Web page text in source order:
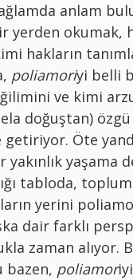
anlam
yerden okumak,
hakların
poliamoriyi belli
ve kimi
doğuştan)
getiriyor. Öte
yakınlık yaşama
tabloda,
yerini
dair farklı
zaman alıyor.
bazen, poliamor